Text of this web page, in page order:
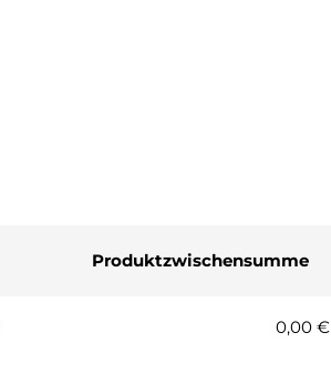
Produktzwischensumme
0,00 €